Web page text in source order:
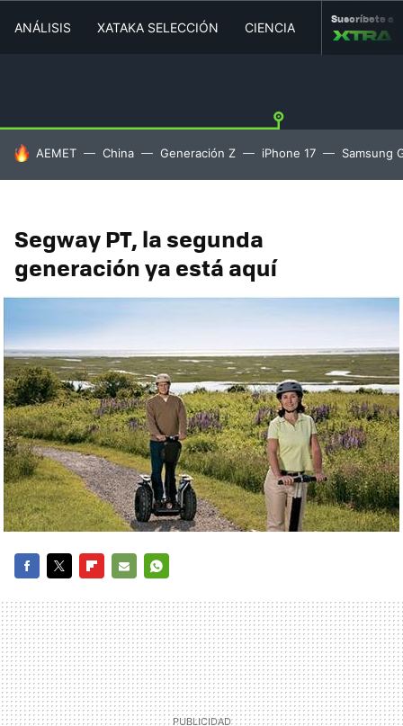
ANÁLISIS XATAKA SELECCIÓN CIENCIA MOVILIDAD
Suscríbete a
HOY SE HABLA DE
AEMET China Generación Z iPhone 17 Samsung
Segway PT, la segunda
generación ya está aquí
MAIL